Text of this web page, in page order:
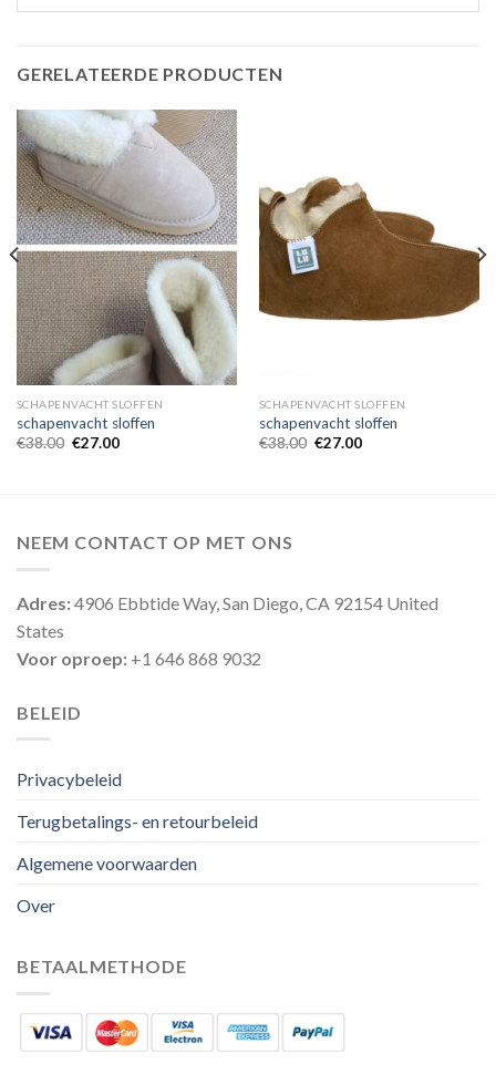
GERELATEERDE PRODUCTEN
SCHAPENVACHT SLOFFEN
schapenvacht sloffen
€38.00 €27.00
SCHAPENVACHT SLOFFEN
schapenvacht sloffen
€38.00 €27.00
NEEM CONTACT OP MET ONS
Adres:4906 Ebbtide Way, San Diego, CA 92154 United
States
Voor oproep: +1 646 868 9032
BELEID
Privacybeleid
Terugbetalings- en retourbeleid
Algemene voorwaarden
Over
BETAALMETHODE